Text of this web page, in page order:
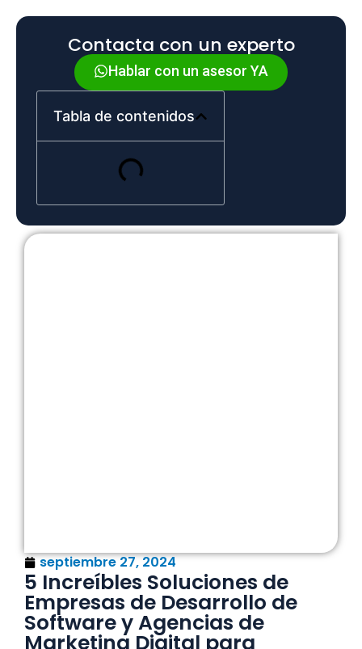
Contacta con un experto
Hablar con un asesor YA
Tabla de contenidos
septiembre 27, 2024
5 Increíbles Soluciones de
Empresas de Desarrollo de
Software y Agencias de
Marketing Digital para